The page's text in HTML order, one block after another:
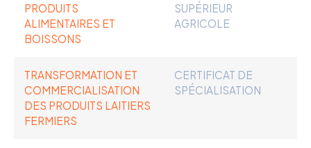
PRODUITS
ALIMENTAIRES ET
BOISSONS
SUPÉRIEUR
AGRICOLE
TRANSFORMATION ET
COMMERCIALISATION
DES PRODUITS LAITIERS
FERMIERS
CERTIFICAT DE
SPÉCIALISATION